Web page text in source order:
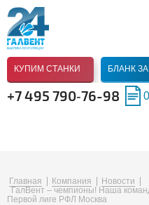
КУПИМ СТАНКИ БЛАНК
+7 495 790‑76-98 0
Главная Компания
Новости
ГалВент – чемпионы! Наша
Первой лиге РФЛ Москва